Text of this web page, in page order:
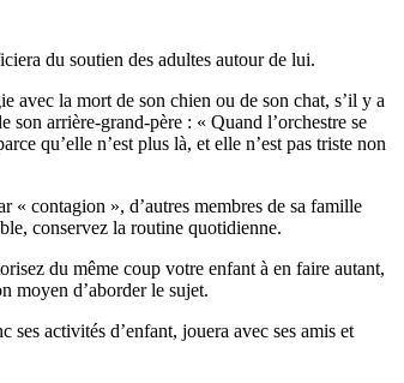
du soutien des adultes autour de lui.
avec la mort de son chien ou de son chat, s’il y a
arrière-grand-père : « Quand l’orchestre se
qu’elle n’est plus là, et elle n’est pas triste non
« contagion », d’autres membres de sa famille
conservez la routine quotidienne.
du même coup votre enfant à en faire autant,
moyen d’aborder le sujet.
activités d’enfant, jouera avec ses amis et